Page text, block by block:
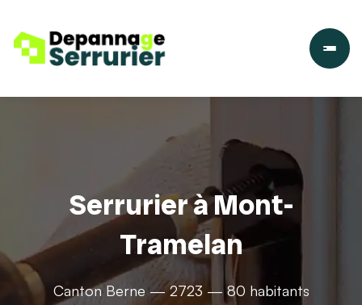
Serrurier à Mont-
Tramelan
Canton Berne — 2723 — 80 habitants